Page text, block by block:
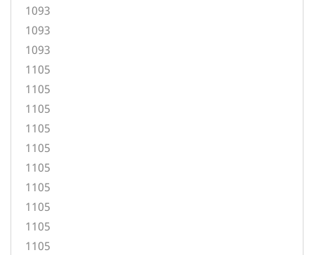
1093
1093
1093
1105
1105
1105
1105
1105
1105
1105
1105
1105
1105